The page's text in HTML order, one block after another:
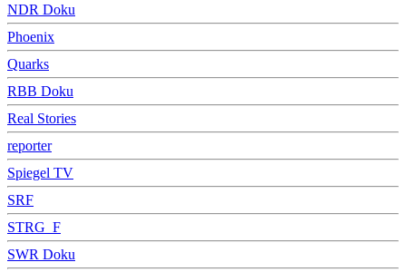
NDR Doku
Phoenix
Quarks
RBB Doku
Real Stories
reporter
Spiegel TV
SRF
STRG_F
SWR Doku